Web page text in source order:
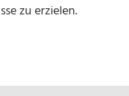
zu erzielen.